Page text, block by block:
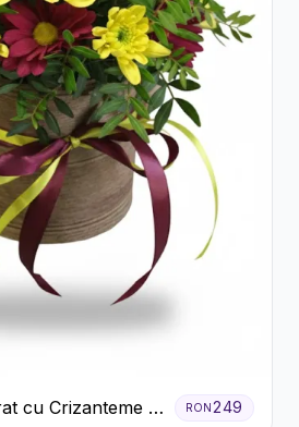
cu Crizanteme în
RON249